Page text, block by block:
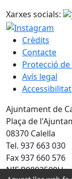
Xarxes socials:
Crèdits
Contacte
Protecció de
Avís legal
Accessibilitat
Ajuntament de
Plaça de
08370 Calella
Tel. 937 663 030
Fax 937 660 576
NIF P0803500H